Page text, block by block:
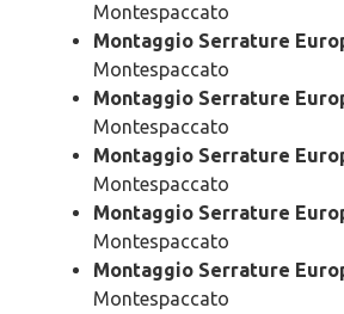
Montespaccato
Montaggio Serrature
Montespaccato
Montaggio Serrature
Montespaccato
Montaggio Serrature
Montespaccato
Montaggio Serrature
Montespaccato
Montaggio Serrature
Montespaccato